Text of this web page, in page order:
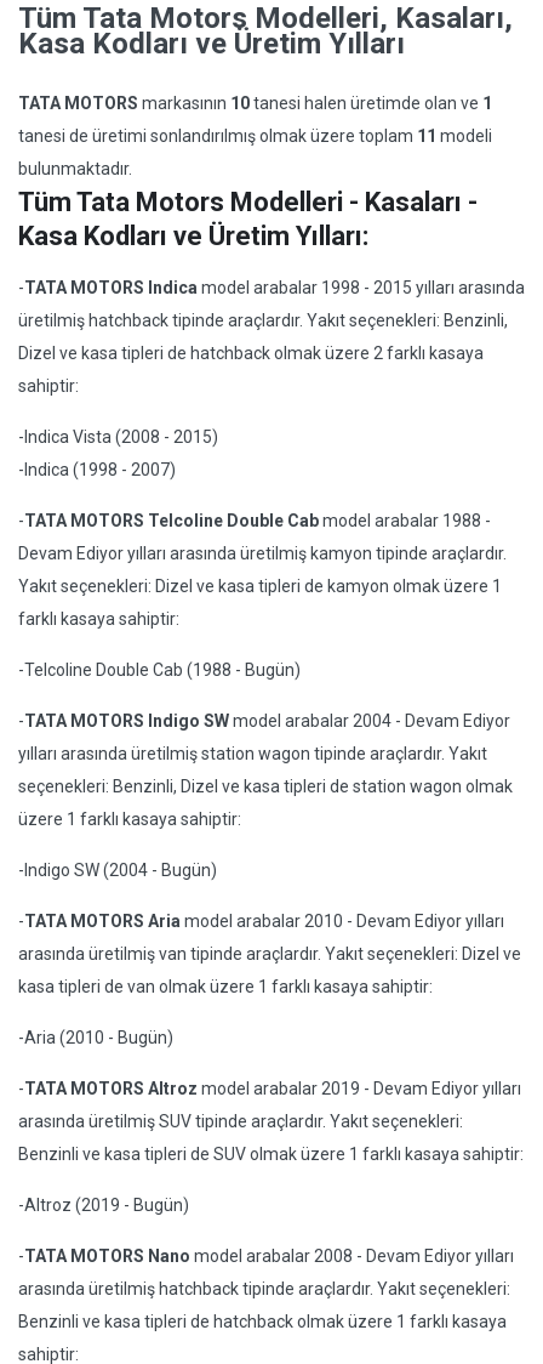
Tüm Tata Motors Modelleri, Kasaları,
Kasa Kodları ve Üretim Yılları
TATA MOTORS markasının 10tanesi halen üretimde olan ve 1
tanesi de üretimi sonlandırılmış olmak üzere toplam 11 modeli
bulunmaktadır.
Tüm Tata Motors Modelleri - Kasaları -
Kasa Kodları ve Üretim Yılları:
-TATA MOTORS Indica model arabalar 1998 - 2015 yılları arasında
üretilmiş hatchback tipinde araçlardır. Yakıt seçenekleri: Benzinli,
Dizel ve kasa tipleri de hatchback olmak üzere 2 farklı kasaya
sahiptir:
-Indica Vista (2008 - 2015)
-Indica (1998 - 2007)
-TATA MOTORS Telcoline Double Cabmodel arabalar 1988 -
Devam Ediyor yılları arasında üretilmiş kamyon tipinde araçlardır.
Yakıt seçenekleri: Dizel ve kasa tipleri de kamyon olmak üzere 1
farklı kasaya sahiptir:
-Telcoline Double Cab (1988 - Bugün)
-TATA MOTORS Indigo SWmodel arabalar 2004 - Devam Ediyor
yılları arasında üretilmiş station wagon tipinde araçlardır. Yakıt
seçenekleri: Benzinli, Dizel ve kasa tipleri de station wagon olmak
üzere 1 farklı kasaya sahiptir:
-Indigo SW (2004 - Bugün)
-TATA MOTORS Aria model arabalar 2010 - Devam Ediyor yılları
arasında üretilmiş van tipinde araçlardır. Yakıt seçenekleri: Dizel ve
kasa tipleri de van olmak üzere 1 farklı kasaya sahiptir:
-Aria (2010 - Bugün)
-TATA MOTORS Altroz model arabalar 2019 - Devam Ediyor yılları
arasında üretilmiş SUV tipinde araçlardır. Yakıt seçenekleri:
Benzinli ve kasa tipleri de SUV olmak üzere 1 farklı kasaya sahiptir:
-Altroz (2019 - Bugün)
-TATA MOTORS Nano model arabalar 2008 - Devam Ediyor yılları
arasında üretilmiş hatchback tipinde araçlardır. Yakıt seçenekleri:
Benzinli ve kasa tipleri de hatchback olmak üzere 1 farklı kasaya
sahiptir: